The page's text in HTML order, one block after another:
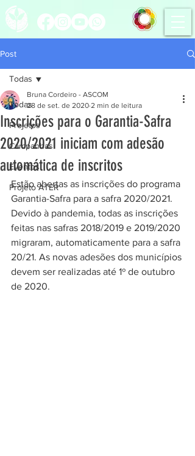
Post
Todas
Projetos
Campanhas
Eventos
Projeto ATER
Todas
Inscrições para o Garantia-Safra
2020/2021 iniciam com adesão
automática de inscritos
Bruna Cordeiro - ASCOM
28 de set. de 2020 2 min de leitura
Estão abertas as inscrições do programa
Garantia-Safra para a safra 2020/2021.
Devido à pandemia, todas as inscrições
feitas nas safras 2018/2019 e 2019/2020
migraram, automaticamente para a safra
20/21. As novas adesões dos municípios
devem ser realizadas até 1º de outubro
de 2020.